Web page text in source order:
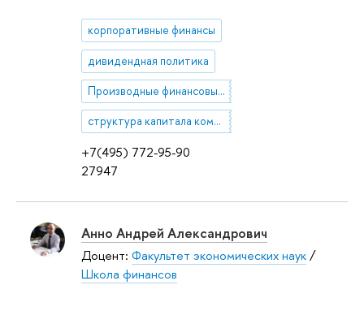
+7(495) 772-95-90
27947
корпоративные финансы
дивидендная политика
Производные финансовые интрументы (деривативы)
структура капитала компании
Анно Андрей Александрович
Доцент: Факультет экономических наук/
Школа финансов